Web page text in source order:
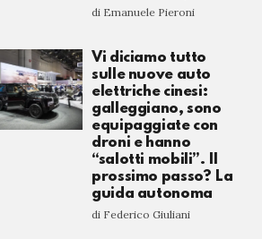
di Emanuele Pieroni
Vi diciamo tutto
sulle nuove auto
elettriche cinesi:
galleggiano, sono
equipaggiate con
droni e hanno
“salotti mobili”. Il
prossimo passo? La
guida autonoma
di Federico Giuliani